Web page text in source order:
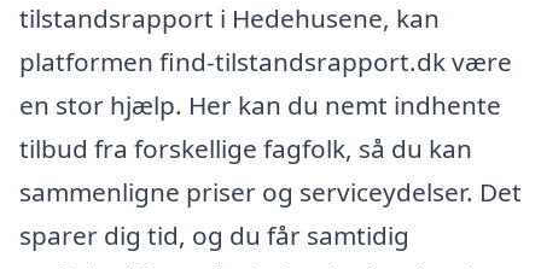
tilstandsrapport i Hedehusene, kan
platformen find-tilstandsrapport.dk være
en stor hjælp. Her kan du nemt indhente
tilbud fra forskellige fagfolk, så du kan
sammenligne priser og serviceydelser. Det
sparer dig tid, og du får samtidig